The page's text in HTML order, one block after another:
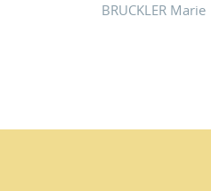
BRUCKLER Marie